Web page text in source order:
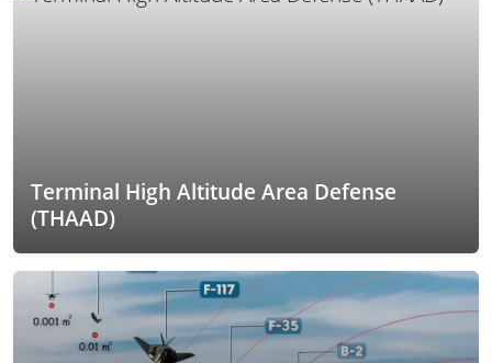
Terminal High Altitude Area Defense
(THAAD)